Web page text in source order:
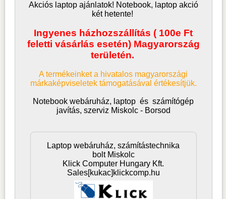
Akciós laptop ajánlatok! Notebook, laptop akció
két hetente!
Ingyenes házhozszállítás ( 100e Ft
feletti vásárlás esetén) Magyarország
területén.
A termékeinket a hivatalos magyarországi
márkaképviseletek támogatásával értékesítjük.
Notebook webáruház, laptop ésszámítógép
javítás, szerviz Miskolc - Borsod
Laptop webáruház, számítástechnika
bolt Miskolc
Klick Computer Hungary Kft.
Sales[kukac]klickcomp.hu